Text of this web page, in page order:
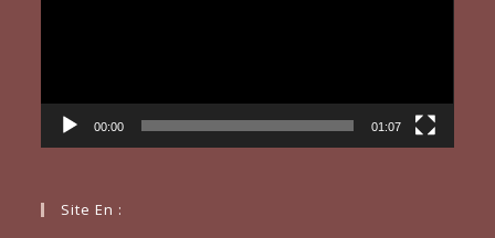
00:00 01:07
Site En :